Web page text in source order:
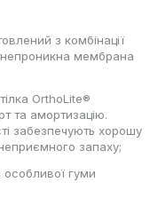
з комбінації
мембрана
OrthoLite®
та амортизацію.
забезпечують хорошу
запаху;
гуми